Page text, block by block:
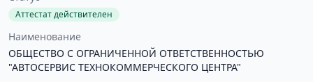
Аттестат действителен
Наименование
ОБЩЕСТВО С ОГРАНИЧЕННОЙ ОТВЕТСТВЕННОСТЬЮ
"АВТОСЕРВИС ТЕХНОКОММЕРЧЕСКОГО ЦЕНТРА"